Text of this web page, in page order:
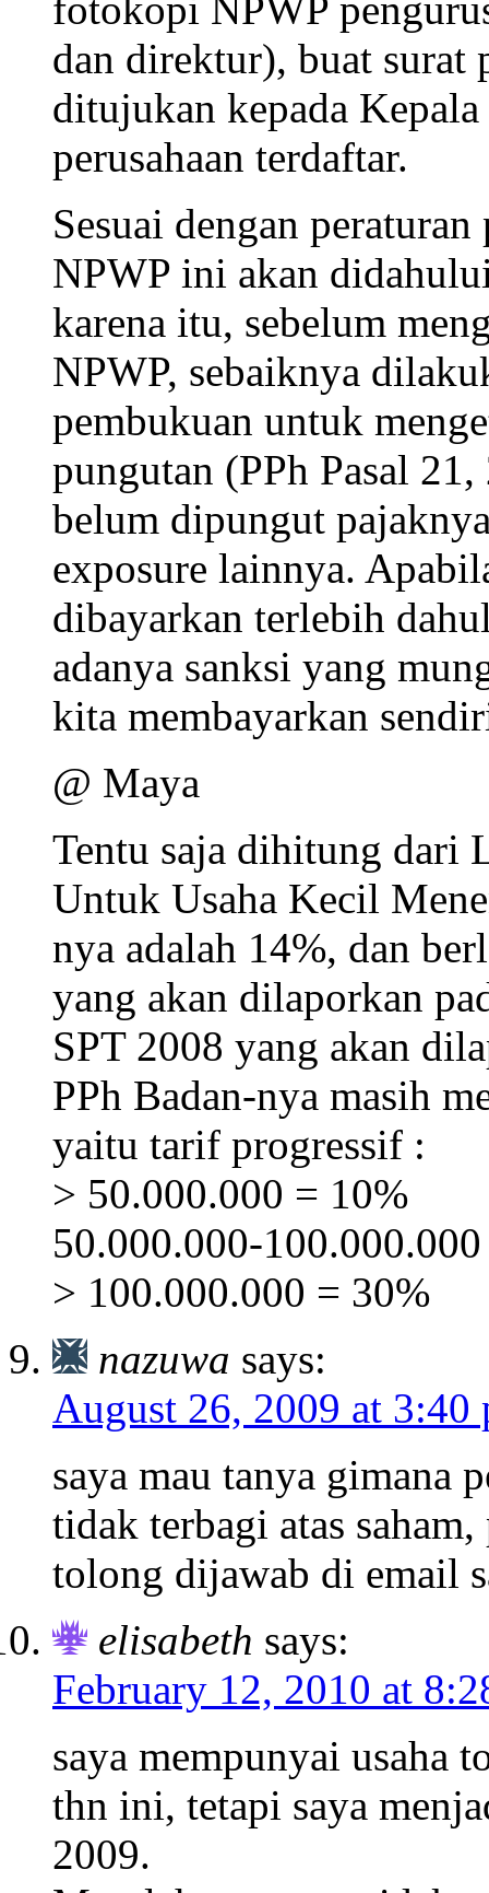
fotokopi NPWP
dan direktur), buat surat
ditujukan kepada
perusahaan terdaftar.
Sesuai dengan
NPWP ini akan
karena itu, sebelum
NPWP, sebaiknya
pembukuan untuk
pungutan (PPh Pasal
belum dipungut
exposure lainnya.
dibayarkan terlebih
adanya sanksi yang
kita membayarkan
@ Maya
Tentu saja dihitung
Untuk Usaha Kecil
nya adalah 14%, dan
yang akan dilaporkan
SPT 2008 yang akan
PPh Badan-nya masih
yaitu tarif progressif :
> 50.000.000 = 10%
50.000.000-
> 100.000.000 = 30%
nazuwa says:
August 26, 2009 at 3:40
saya mau tanya gimana
tidak terbagi atas
tolong dijawab di email
elisabeth says:
February 12, 2010 at
saya mempunyai usaha
thn ini, tetapi saya
2009.